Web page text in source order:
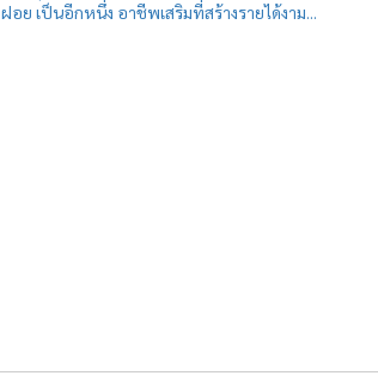
ฝอย เป็นอีกหนึ่ง อาชีพเสริมที่สร้างรายได้งาม...